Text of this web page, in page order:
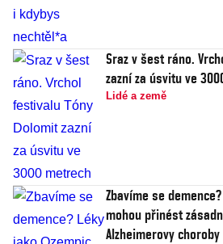
Sraz v šest ráno.
zazní za úsvitu ve
Lidé a země
Zbavíme se
mohou přinést
Alzheimerovy choroby